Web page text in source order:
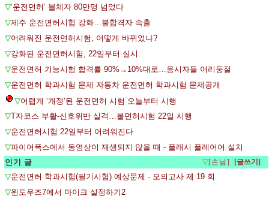
▽‘운전면허’ 불체자 80만명 넘었다
▽제주 운전면허시험 강화…불합격자 속출
▽어려워진 운전면허시험, 어떻게 바뀌었나?
▽강화된 운전면허시험, 22일부터 실시
▽운전면허 기능시험 합격률 90%→10%대로…응시자들 어리둥절
▽운전면허 학과시험 문제 자동차 운전면허 학과시험 문제공개
▽어렵게 ‘개정’된 운전면허 시험 오늘부터 시행
▽T자코스 부활-신호위반 실격…불면허시험 22일 시행
▽운전면허시험 22일부터 어려워진다
▽파이어폭스에서 동영상이 재생되지 않을 때 - 플래시 플레어어 설치
인기 글
▽[손님]
▽운전면허 학과시험(필기시험) 예상문제 - 모의고사 제 19 회
▽윈도우즈7에서 마이크 설정하기2